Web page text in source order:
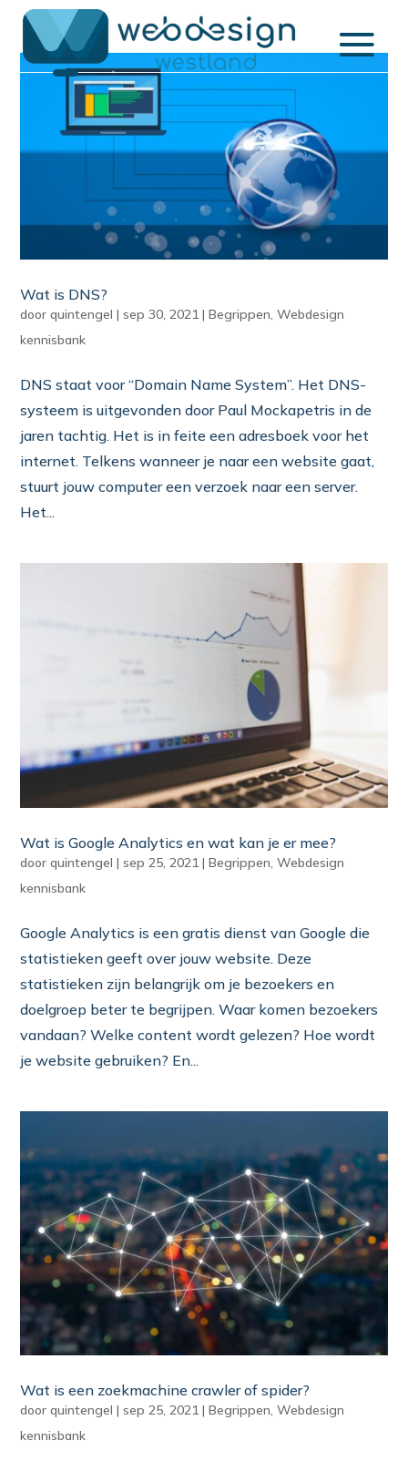
Wat is DNS?
doorquintengel |sep 30, 2021 |Begrippen,Webdesign
kennisbank
DNS staat voor “Domain Name System”. Het DNS-
systeem is uitgevonden door Paul Mockapetris in de
jaren tachtig. Het is in feite een adresboek voor het
internet. Telkens wanneer je naar een website gaat,
stuurt jouw computer een verzoek naar een server.
Het...
Wat is Google Analytics en wat kan je er mee?
doorquintengel |sep 25, 2021 |Begrippen ,Webdesign
kennisbank
Google Analytics is een gratis dienst van Google die
statistieken geeft over jouw website. Deze
statistieken zijn belangrijk om je bezoekers en
doelgroep beter te begrijpen. Waar komen bezoekers
vandaan? Welke content wordt gelezen? Hoe wordt
je website gebruiken? En...
Wat is een zoekmachine crawler of spider?
doorquintengel |sep 25, 2021 |Begrippen,Webdesign
kennisbank